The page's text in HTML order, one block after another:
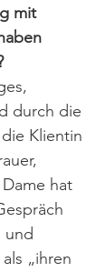
mit
durch die
Klientin
hat
und
„ihren